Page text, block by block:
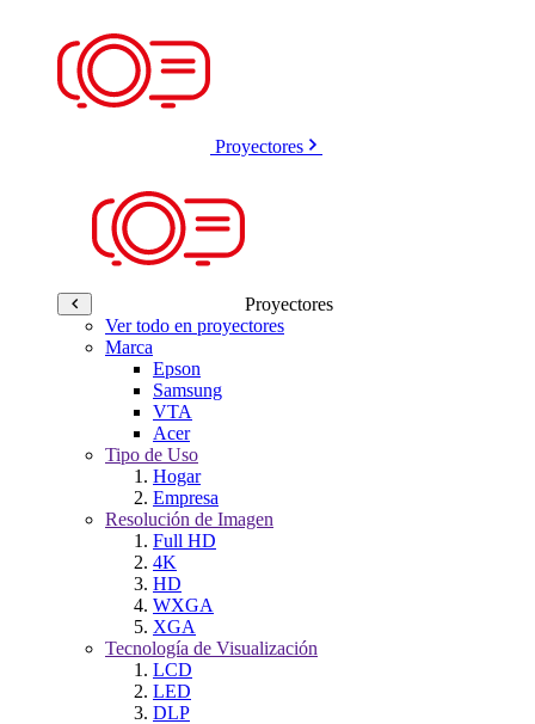
Proyectores
Proyectores
Ver todo en proyectores
Marca
Epson
Samsung
VTA
Acer
Tipo de Uso
Hogar
Empresa
Resolución de Imagen
Full HD
4K
HD
WXGA
XGA
Tecnología de Visualización
LCD
LED
DLP